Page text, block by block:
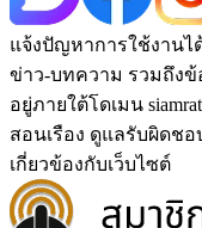
แจ้งปัญหาการใช้งาน
ข่าว-บทความ รวมถึงข้
อยู่ภายใต้โดเมน
สอนเรือง ดูแลรับผิดช
เกี่ยวข้องกับเว็บไซต์